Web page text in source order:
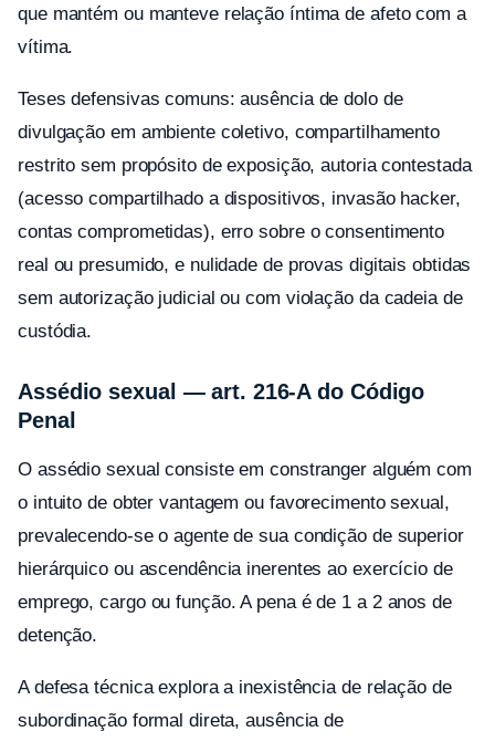
que mantém ou manteve relação íntima de afeto com a
vítima.
Teses defensivas comuns: ausência de dolo de
divulgação em ambiente coletivo, compartilhamento
restrito sem propósito de exposição, autoria contestada
(acesso compartilhado a dispositivos, invasão hacker,
contas comprometidas), erro sobre o consentimento
real ou presumido, e nulidade de provas digitais obtidas
sem autorização judicial ou com violação da cadeia de
custódia.
Assédio sexual — art. 216-A do Código
Penal
O assédio sexual consiste em constranger alguém com
o intuito de obter vantagem ou favorecimento sexual,
prevalecendo-se o agente de sua condição de superior
hierárquico ou ascendência inerentes ao exercício de
emprego, cargo ou função. A pena é de 1 a 2 anos de
detenção.
A defesa técnica explora a inexistência de relação de
subordinação formal direta, ausência de